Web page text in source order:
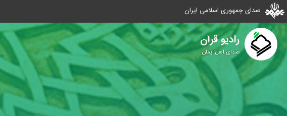
صدای جمهوری اسلامی ایران
رادیو قرآن
صدای اهل ایمان